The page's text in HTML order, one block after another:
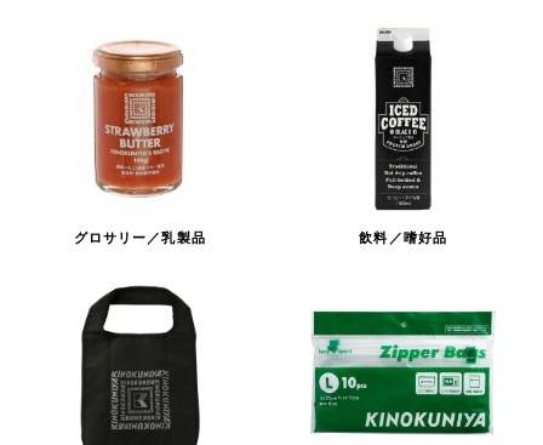
グロサリー／乳製品 飲料／嗜好品